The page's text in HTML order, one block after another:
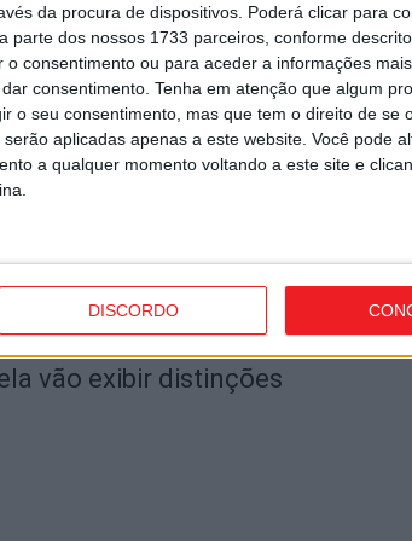
da procura de dispositivos. Poderá clicar para
parte dos nossos 1733 parceiros, conforme
consentimento ou para aceder a informações
consentimento. Tenha em atenção que algum
o seu consentimento, mas que tem o direito de se
aplicadas apenas a este website. Você pode
a qualquer momento voltando a este site e
DISCORDO
vão exibir distinções
7
7